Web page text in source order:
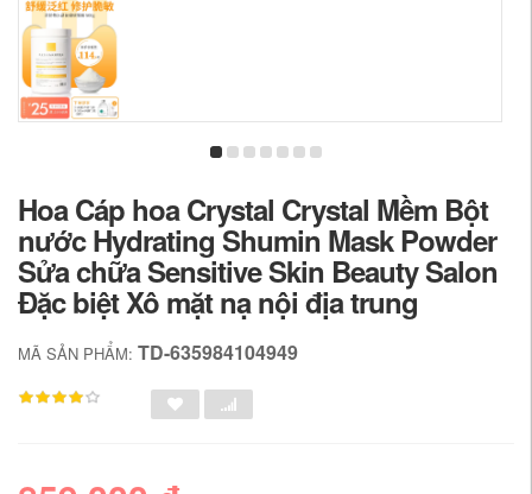
Hoa Cáp hoa Crystal Crystal Mềm Bột
nước Hydrating Shumin Mask Powder
Sửa chữa Sensitive Skin Beauty Salon
Đặc biệt Xô mặt nạ nội địa trung
MÃ SẢN PHẨM: TD-635984104949